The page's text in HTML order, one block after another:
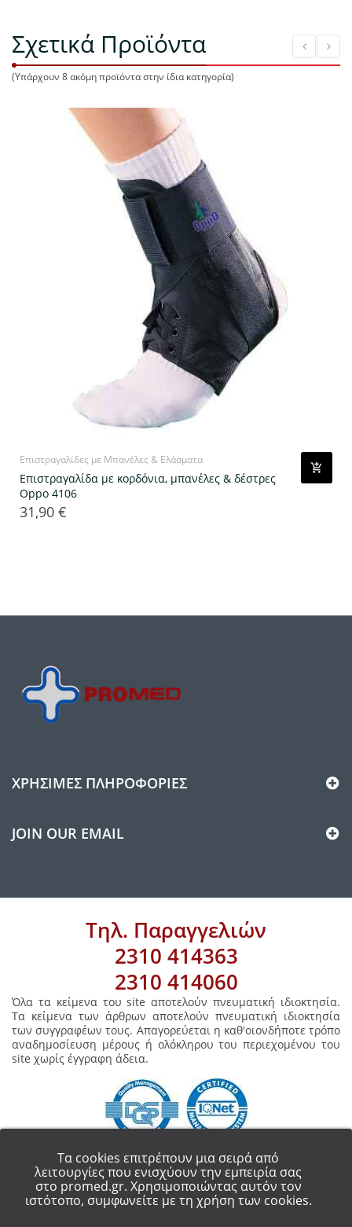
Τα cookies επιτρέπουν μια σειρά από
λειτουργίες που ενισχύουν την εμπειρία σας
στο promed.gr. Χρησιμοποιώντας αυτόν τον
ιστότοπο, συμφωνείτε με τη χρήση των cookies.
Σχετικά Προϊόντα
(Υπάρχουν 8 ακόμη προϊόντα στην ίδια κατηγορία)
Επιστραγαλίδες με Μπανέλες & Ελάσματα
Επιστραγαλίδα με κορδόνια, μπανέλες & δέστρες
Oppo 4106
Τιμή
31,90 €
ΧΡΉΣΙΜΕΣ ΠΛΗΡΟΦΟΡΊΕΣ
JOIN OUR EMAIL
Τηλ. Παραγγελιών
2310 414363
2310 414060
Όλα τα κείμενα του site αποτελούν πνευματική ιδιοκτησία.
Τα κείμενα των άρθρων αποτελούν πνευματική ιδιοκτησία
των συγγραφέων τους. Απαγορεύεται η καθ'οιονδήποτε τρόπο
αναδημοσίευση μέρους ή ολόκληρου του περιεχομένου του
site χωρίς έγγραφη άδεια.
COPYRIGHT 2018 - ALL RIGHT RESERVED.PROMED ΟΡΘΟΠΕΔΙΚΑ ΕΙΔΗ
ΘΕΣΣΑΛΟΝΙΚΗ